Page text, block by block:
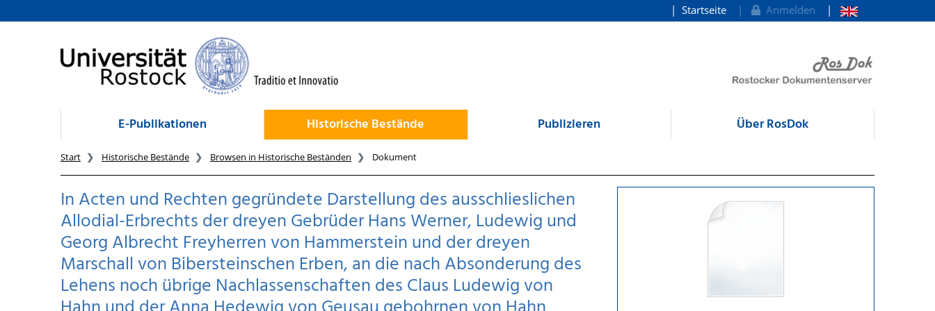
zum Inhalt
Startseite Anmelden
E-Publikationen Historische Bestände Publizieren Über RosDok
Start Historische Bestände Browsen in Historische Beständen Dokument
In Acten und Rechten gegründete Darstellung des ausschlieslichen
Allodial-Erbrechts der dreyen Gebrüder Hans Werner, Ludewig und
Georg Albrecht Freyherren von Hammerstein und der dreyen
Marschall von Bibersteinschen Erben, an die nach Absonderung des
Lehens noch übrige Nachlassenschaften des Claus Ludewig von